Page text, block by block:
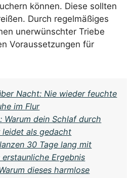
können. Diese sollten
Durch regelmäßiges
unerwünschter Triebe
Voraussetzungen für
Nacht: Nie wieder feuchte
im Flur
Warum dein Schlaf durch
als gedacht
30 Tage lang mit
Ergebnis
dieses harmlose